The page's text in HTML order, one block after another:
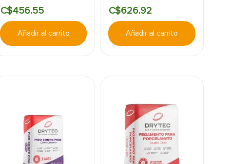
C$456.55
Añadir al carrito
C$626.92
Añadir al carrito